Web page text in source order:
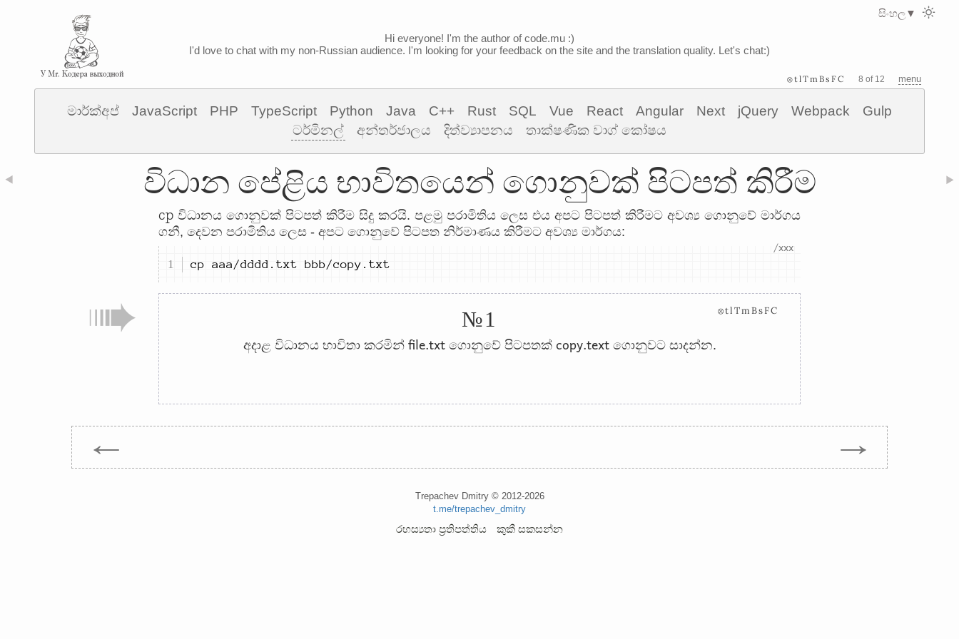
Hi everyone! I'm the author of code.mu :)
I'd love to chat with my non-Russian audience. I'm looking for your feedback on the site and the translation quality. Let's chat:)
⊗tlTmBsFC 8 of 12 menu
මාර්ක්අප් JavaScript PHP TypeScript Python Java C++ Rust SQL Vue React Angular Next jQuery Webpack
Gulp
ටර්මිනල්
අන්තර්ජාලය දිත්ව්‍යාපනය තාක්ෂණික වාග් කෝෂය
◀ ▶
විධාන පේළිය භාවිතයෙන් ගොනුවක් පිටපත් කිරීම
cp විධානය ගොනුවක් පිටපත් කිරීම සිදු කරයි. පළමු පරාමිතිය ලෙස එය අපට පිටපත් කිරීමට අවශ්‍ය ගොනුවේ මාර්ගය
ගනී, දෙවන පරාමිතිය ලෙස - අපට ගොනුවේ පිටපත නිර්මාණය කිරීමට අවශ්‍ය මාර්ගය:
cp aaa/dddd.txt bbb/copy.txt
№1 ⊗tlTmBsFC
අදාළ විධානය භාවිතා කරමින් file.txtගොනුවේ පිටපතක් copy.textගොනුවට සාදන්න.
← →
Trepachev Dmitry © 2012-2026
t.me/trepachev_dmitry
රහස්‍යතා ප්‍රතිපත්තිය කුකී සකසන්න
සිංහල▼